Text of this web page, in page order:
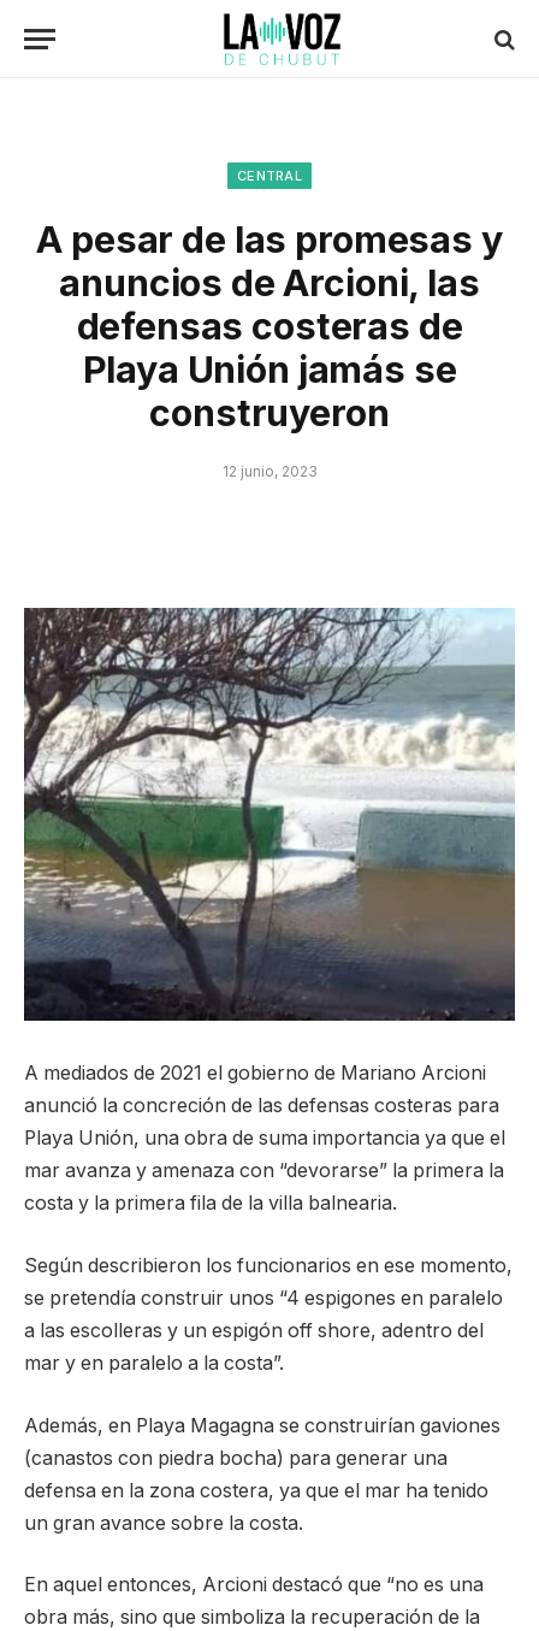
CENTRAL
A pesar de las promesas y
anuncios de Arcioni, las
defensas costeras de
Playa Unión jamás se
construyeron
12 junio, 2023
A mediados de 2021 el gobierno de Mariano Arcioni
anunció la concreción de las defensas costeras para
Playa Unión, una obra de suma importancia ya que el
mar avanza y amenaza con “devorarse” la primera la
costa y la primera fila de la villa balnearia.
Según describieron los funcionarios en ese momento,
se pretendía construir unos “4 espigones en paralelo
a las escolleras y un espigón off shore, adentro del
mar y en paralelo a la costa”.
Además, en Playa Magagna se construirían gaviones
(canastos con piedra bocha) para generar una
defensa en la zona costera, ya que el mar ha tenido
un gran avance sobre la costa.
En aquel entonces, Arcioni destacó que “no es una
obra más, sino que simboliza la recuperación de la